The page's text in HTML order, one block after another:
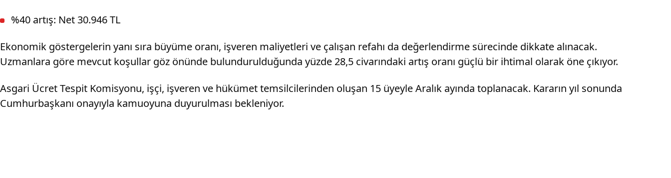
%40 artış: Net 30.946 TL
Ekonomik göstergelerin yanı sıra büyüme oranı, işveren maliyetleri ve çalışan refahı da değerlendirme sürecinde dikkate alınacak.
Uzmanlara göre mevcut koşullar göz önünde bulundurulduğunda yüzde 28,5 civarındaki artış oranı güçlü bir ihtimal olarak öne çıkıyor.
Asgari Ücret Tespit Komisyonu, işçi, işveren ve hükümet temsilcilerinden oluşan 15 üyeyle Aralık ayında toplanacak. Kararın yıl sonunda
Cumhurbaşkanı onayıyla kamuoyuna duyurulması bekleniyor.